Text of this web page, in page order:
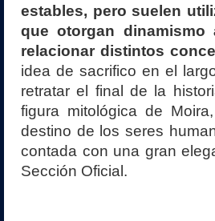
estables, pero suelen
que otorgan
relacionar distintos
idea de sacrifico en el
retratar el final de la
figura mitológica de
destino de los seres
contada con una gran
Sección Oficial.